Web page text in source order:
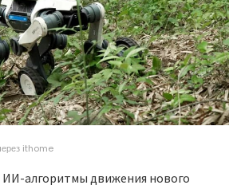
ithome
ИИ-алгоритмы движения нового